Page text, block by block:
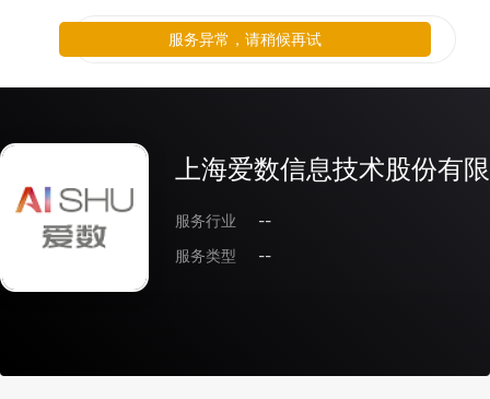
上海爱数信息技术股份有
服务行业
--
服务类型
--
服务异常，请稍候再试